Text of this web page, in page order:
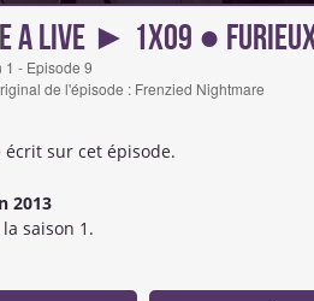
A Live ► 1x09 ●
1 - Episode 9
de l'épisode : Frenzied Nightmare
sur cet épisode.
2013
saison 1.